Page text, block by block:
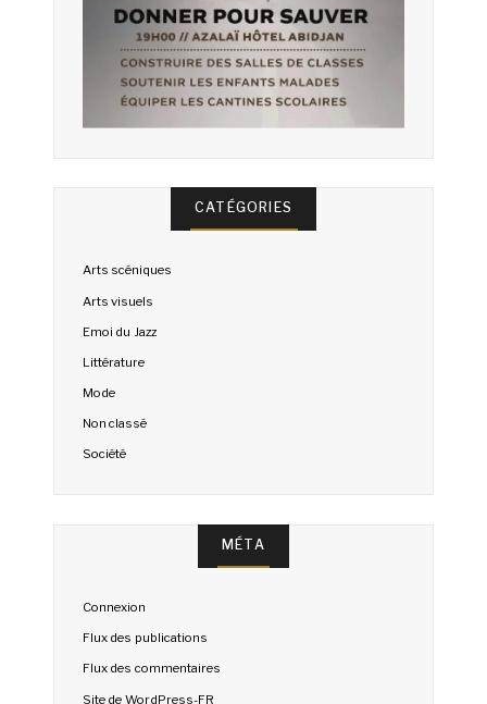
CATÉGORIES
Arts scéniques
Arts visuels
Emoi du Jazz
Littérature
Mode
Non classé
Société
MÉTA
Connexion
Flux des publications
Flux des commentaires
Site de WordPress-FR